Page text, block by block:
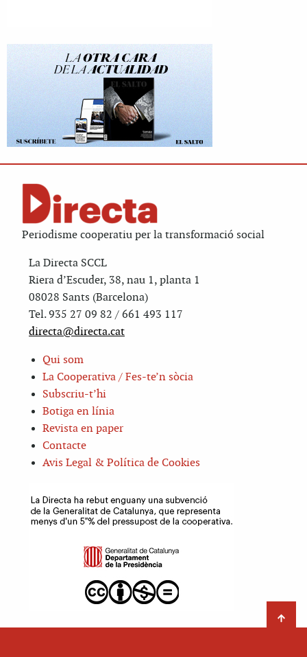
Periodisme cooperatiu per la transformació social
La Directa SCCL
Riera d’Escuder, 38, nau 1, planta 1
08028 Sants (Barcelona)
Tel. 935 27 09 82 / 661 493 117
directa@directa.cat
Qui som
La Cooperativa / Fes-te’n sòcia
Subscriu-t’hi
Botiga en línia
Revista en paper
Contacte
Avis Legal & Política de Cookies